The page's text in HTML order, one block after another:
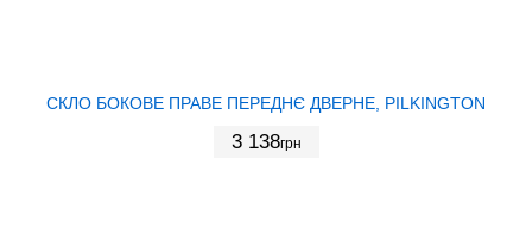
СКЛО БОКОВЕ ПРАВЕ ПЕРЕДНЄ ДВЕРНЕ, PILKINGTON
3 138грн